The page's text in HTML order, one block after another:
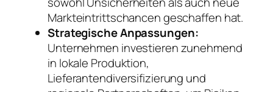
Markteintrittschancen geschaffen hat.
Strategische Anpassungen:
Unternehmen investieren zunehmend
in lokale Produktion,
Lieferantendiversifizierung und